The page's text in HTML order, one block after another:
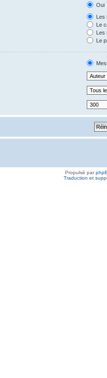
Oui
Les
Le
Les
Le
Propulsé par
Traduction et